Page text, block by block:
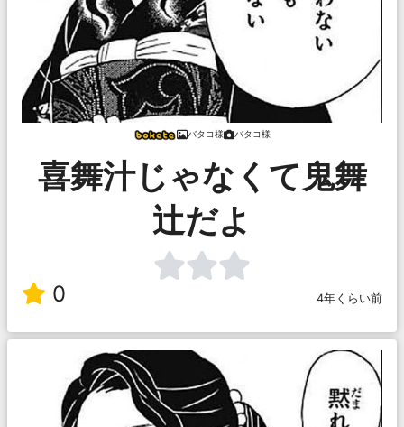
バタコ様 バタコ様
喜舞汁じゃなくて鬼舞
辻だよ
0 4年くらい前